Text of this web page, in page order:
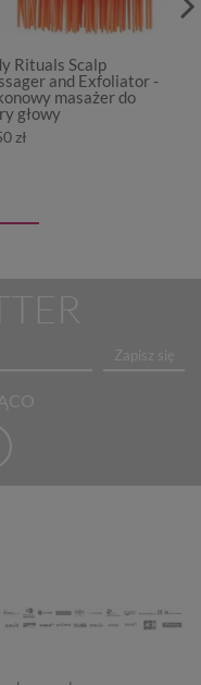
Rituals Scalp
and Exfoliator -
masażer do
głowy
zł
Zapisz się